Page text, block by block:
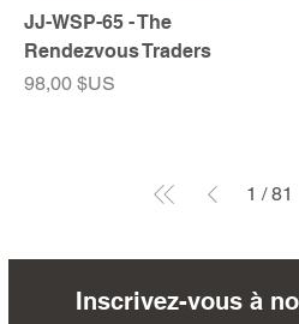
JJ-WSP-65 - The
Rendezvous Traders
Prix
98,00 $US
1 / 81
Inscrivez-vous à